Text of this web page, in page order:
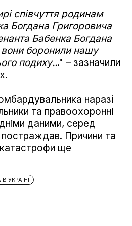
співчуття родинам
Богдана Григоровича
Бабенка Богдана
боронили нашу
подиху..." – зазначили
наразі
та правоохоронні
даними, серед
постраждав. Причини та
ще
В УКРАЇНІ